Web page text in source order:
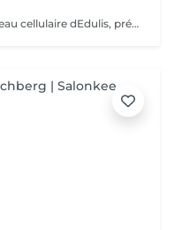
Profitez des fabuleux pouvoirs de leau cellulaire dEdulis, précieuse source dhydratation continue. Après la brumisation du Sérum concentré en eau cellulaire, le Masque Crème ressourçant se transforme en une texture soyeuse qui fond sur votre peau sous le délicat modelage de notre esthéticienne. Bénéfices : Gorgée deau, votre peau retrouve douceur, souplesse et éclat. Retrouvez le confort dune peau hydratée en continu.